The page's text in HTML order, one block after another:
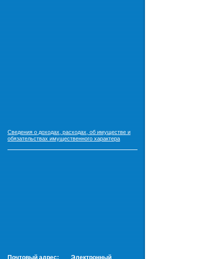
Сведения о доходах, расходах, об имуществе и
обязательствах имущественного характера
Почтовый адрес:
Электронный